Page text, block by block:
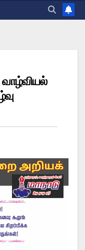
வாழ்வியல்